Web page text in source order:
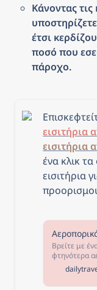
Κάνοντας
έτσι
ποσό που
πάροχο.
εισιτήρια
εισιτήρια
ένα κλικ
εισιτήρια
Βρείτε με
φτηνότερα
εισιτήρια
τους